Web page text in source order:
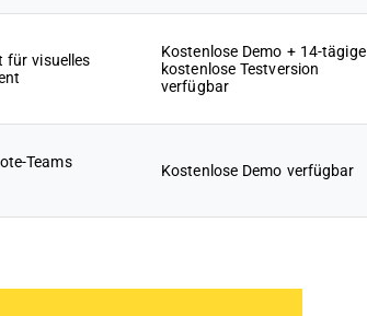
für visuelles
Kostenlose Demo + 14-tägige
kostenlose Testversion
verfügbar
Teams
Kostenlose Demo verfügbar